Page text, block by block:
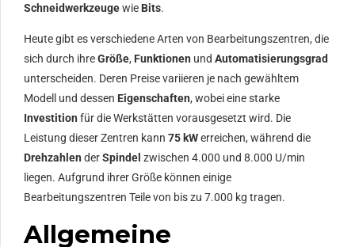
Schneidwerkzeugewie Bits.
Heute gibt es verschiedene Arten von Bearbeitungszentren, die
sich durch ihreGröße, Funktionen und Automatisierungsgrad
unterscheiden. Deren Preise variieren je nach gewähltem
Modell und dessen Eigenschaften, wobei eine starke
Investition für die Werkstätten vorausgesetzt wird. Die
Leistung dieser Zentren kann 75 kWerreichen, während die
Drehzahlen derSpindel zwischen 4.000 und 8.000 U/min
liegen. Aufgrund ihrer Größe können einige
Bearbeitungszentren Teile von bis zu 7.000 kg tragen.
Allgemeine